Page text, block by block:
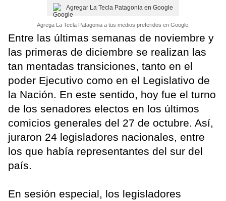
Agregar La Tecla Patagonia en Google
Agrega La Tecla Patagonia a tus medios preferidos en Google.
Entre las últimas semanas de noviembre y
las primeras de diciembre se realizan las
tan mentadas transiciones, tanto en el
poder Ejecutivo como en el Legislativo de
la Nación. En este sentido, hoy fue el turno
de los senadores electos en los últimos
comicios generales del 27 de octubre. Así,
juraron 24 legisladores nacionales, entre
los que había representantes del sur del
país.
En sesión especial, los legisladores